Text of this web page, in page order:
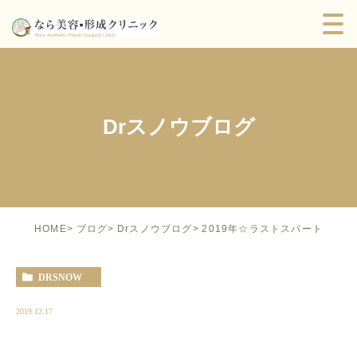
Drスノウブログ
HOME ブログ Drスノウブログ 2019年☆ラストスパート
DRSNOW
2019.12.17